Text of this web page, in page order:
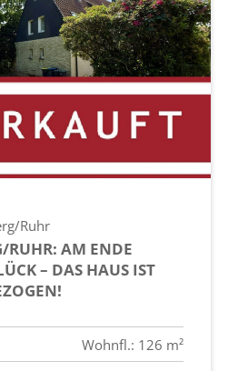
Ruhr
RUHR: AM ENDE
– DAS HAUS IST
Wohnfl.: 126 m²